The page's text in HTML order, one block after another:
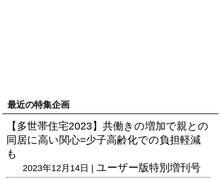
最近の特集企画
【多世帯住宅2023】共働きの増加で親との
同居に高い関心=少子高齢化での負担軽減
も
2023年12月14日 | ユーザー版特別増刊号